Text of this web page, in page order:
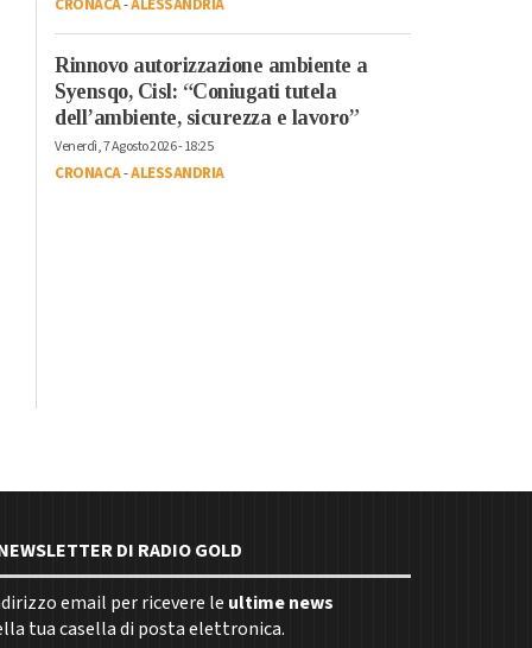
CRONACA-ALESSANDRIA
Rinnovo autorizzazione ambiente a
Syensqo, Cisl: “Coniugati tutela
dell’ambiente, sicurezza e lavoro”
Venerdì, 7 Agosto 2026 - 18:25
CRONACA-ALESSANDRIA
DI RADIO GOLD
email per ricevere le ultime news
tua casella di posta elettronica.